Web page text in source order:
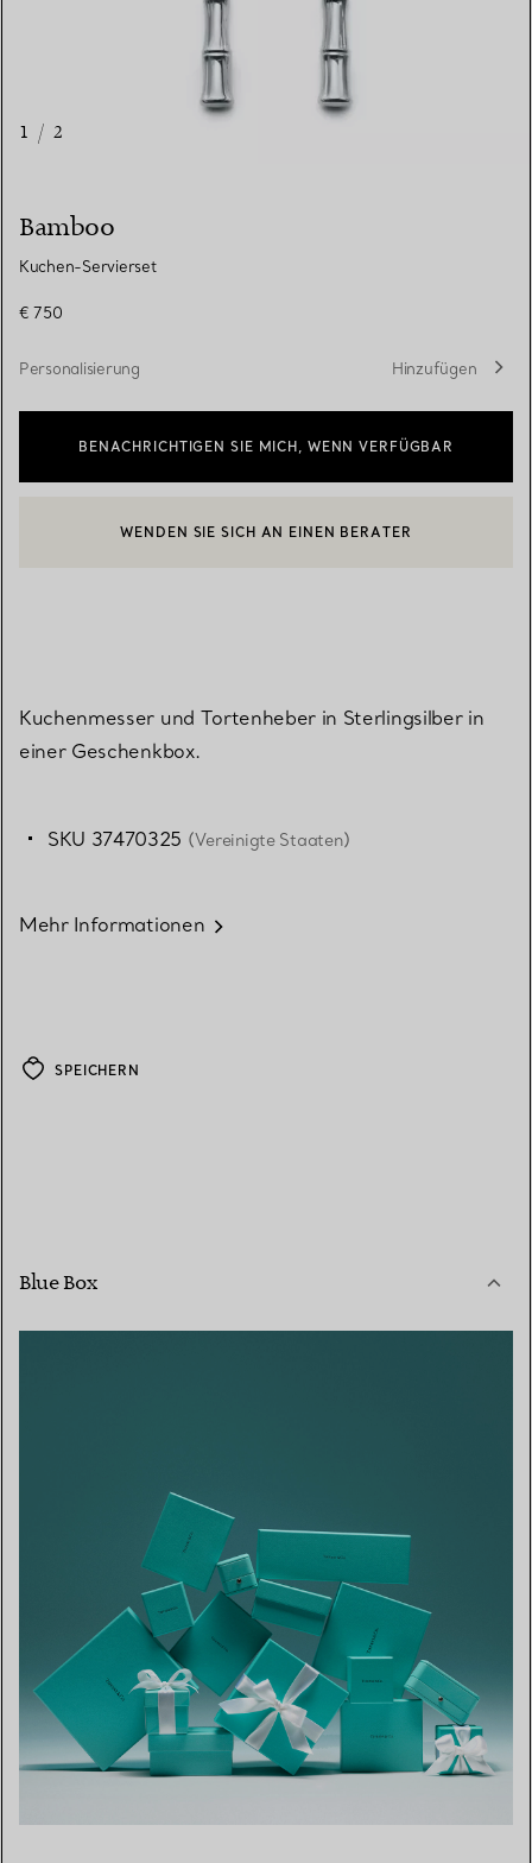
1 / 2
Bamboo
Kuchen-Servierset
€ 750
Personalisierung Hinzufügen
BENACHRICHTIGEN SIE MICH, WENN VERFÜGBAR
EINEN KUNDENBERATER KONTAKTIEREN ODER EINEN
Kuchenmesser und Tortenheber in Sterlingsilber in
einer Geschenkbox.
SKU 37470325 (Vereinigte Staaten)
Mehr Informationen
SPEICHERN
Blue Box